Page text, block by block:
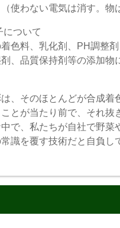
使わない電気は消す。物
について
色料、乳化剤、PH調整
、品質保持剤等の添加物
、そのほとんどが合成着
とが当たり前で、それ抜
で、私たちが自社で野菜
識を覆す技術だと自負し